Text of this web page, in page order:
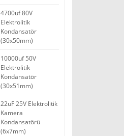
4700uf 80V
Elektrolitik
Kondansatör
(30x50mm)
10000uf 50V
Elektrolitik
Kondansatör
(30x51mm)
22uF 25V Elektrolitik
Kamera
Kondansatörü
(6x7mm)